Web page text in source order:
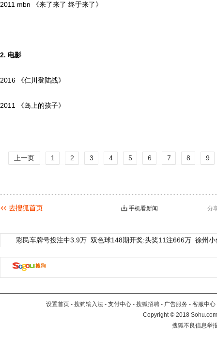
2011 mbn 《来了来了 终于来了》
2. 电影
2016 《仁川登陆战》
2011 《岛上的孩子》
上一页 1 2 3 4 5 6 7 8
9
40
下一页
分
手机看新闻
彩民车牌号投注中3.9万 双色球148期开奖:头奖11注666万 徐州
设置首页 - 搜狗输入法 - 支付中心 - 搜狐招聘 - 广告服务 - 客服中心
Copyright©2018
搜狐不良信息举